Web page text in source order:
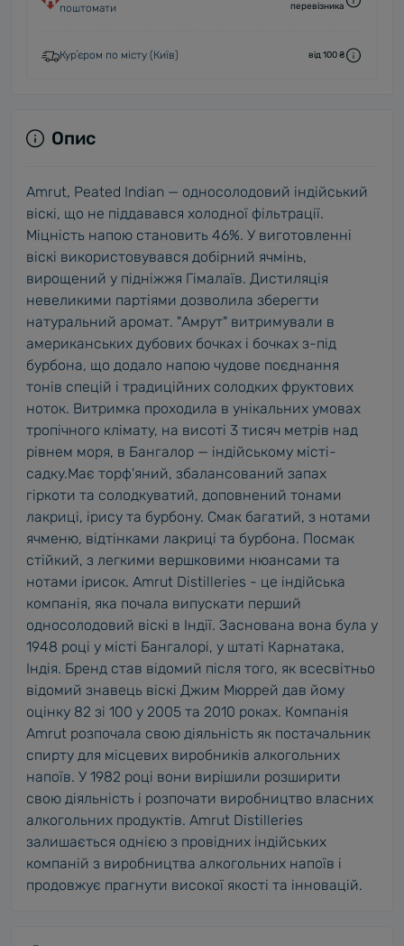
поштомати
перевізника
Курʼєром по місту (Київ) від 100 ₴
Опис
Amrut, Peated Indian — односолодовий індійський
віскі, що не піддавався холодної фільтрації.
Міцність напою становить 46%. У виготовленні
віскі використовувався добірний ячмінь,
вирощений у підніжжя Гімалаїв. Дистиляція
невеликими партіями дозволила зберегти
натуральний аромат. "Амрут" витримували в
американських дубових бочках і бочках з-під
бурбона, що додало напою чудове поєднання
тонів спецій і традиційних солодких фруктових
ноток. Витримка проходила в унікальних умовах
тропічного клімату, на висоті 3 тисяч метрів над
рівнем моря, в Бангалор — індійському місті-
садку.Має торф'яний, збалансований запах
гіркоти та солодкуватий, доповнений тонами
лакриці, ірису та бурбону. Смак багатий, з нотами
ячменю, відтінками лакриці та бурбона. Посмак
стійкий, з легкими вершковими нюансами та
нотами ірисок. Amrut Distilleries - це індійська
компанія, яка почала випускати перший
односолодовий віскі в Індії. Заснована вона була у
1948 році у місті Бангалорі, у штаті Карнатака,
Індія. Бренд став відомий після того, як всесвітньо
відомий знавець віскі Джим Мюррей дав йому
оцінку 82 зі 100 у 2005 та 2010 роках. Компанія
Amrut розпочала свою діяльність як постачальник
спирту для місцевих виробників алкогольних
напоїв. У 1982 році вони вирішили розширити
свою діяльність і розпочати виробництво власних
алкогольних продуктів. Amrut Distilleries
залишається однією з провідних індійських
компаній з виробництва алкогольних напоїв і
продовжує прагнути високої якості та інновацій.